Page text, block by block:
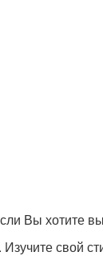
Вы хотите
Изучите свой